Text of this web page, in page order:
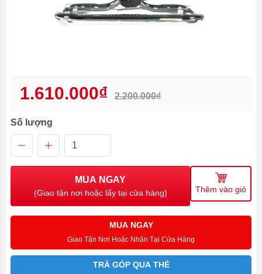
1.610.000₫ 2.200.000₫
Số lượng
MUA NGAY
(Giao tận nơi hoặc lấy tại cửa hàng) Thêm vào giỏ
MUA NGAY
Giao Tận Nơi Hoặc Nhận Tại Cửa Hàng
TRẢ GÓP QUA THẺ